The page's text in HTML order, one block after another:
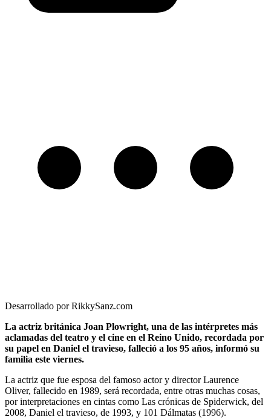
Desarrollado por RikkySanz.com
La actriz británica Joan Plowright, una de las intérpretes más
aclamadas del teatro y el cine en el Reino Unido, recordada por
su papel en Daniel el travieso, falleció a los 95 años, informó su
familia este viernes.
La actriz que fue esposa del famoso actor y director Laurence
Oliver, fallecido en 1989, será recordada, entre otras muchas cosas,
por interpretaciones en cintas como Las crónicas de Spiderwick, del
2008, Daniel el travieso, de 1993, y 101 Dálmatas (1996).